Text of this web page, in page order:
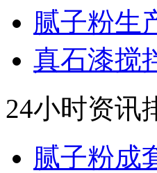
腻子粉生
真石漆搅
24小时资讯
腻子粉成